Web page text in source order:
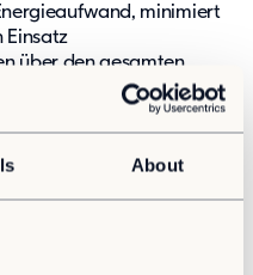
About
minimiert
Einsatz
über den gesamten
und
den Energieverbrauch.